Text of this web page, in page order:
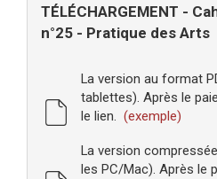
TÉLÉCHARGEMENT -
n°25 - Pratique des Arts
La version au format
tablettes). Après le
le lien. (exemple)
La version
les PC/Mac). Après le